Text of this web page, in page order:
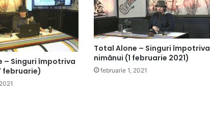
– Singuri împotriva
februarie)
Total Alone – Singuri împotriva
nimănui (1 februarie 2021)
februarie 1, 2021